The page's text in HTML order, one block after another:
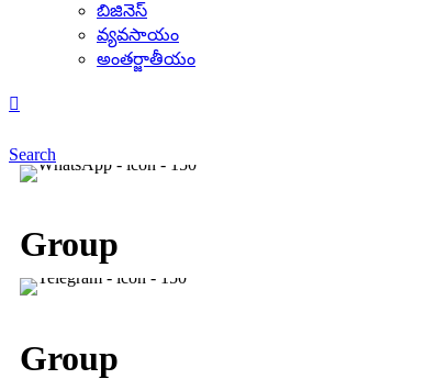
బిజినెస్
వ్యవసాయం
అంతర్జాతీయం
Search
Group
Group